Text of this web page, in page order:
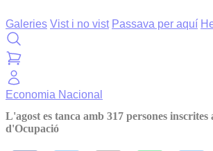
Galeries Vist i no vist Passava per aquí
Economia Nacional
L'agost es tanca amb 317 persones inscrites
d'Ocupació